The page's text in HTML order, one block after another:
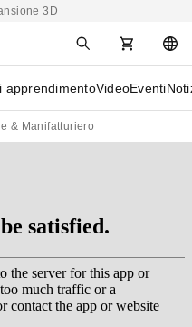
3D
apprendimentoVideoEventi
& Manifatturiero